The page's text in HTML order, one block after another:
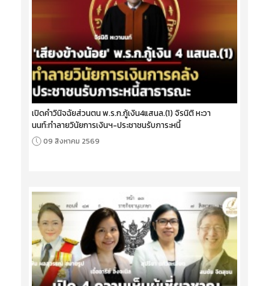
เปิดคำวินิจฉัยส่วนตน พ.ร.ก.กู้เงิน4แสนล.(1) จิรนิติ หะวา
นนท์:ทำลายวินัยการเงินฯ-ประชาชนรับภาระหนี้
09 สิงหาคม 2569